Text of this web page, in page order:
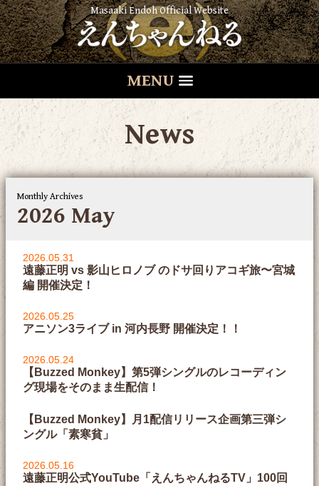
Masaaki Endoh Official Website
MENU
News
Monthly Archives
2026 May
2026.05.31
遠藤正明 vs 影山ヒロノブ のドサ回りアコギ旅〜宮城
編 開催決定！
2026.05.25
アニソン3ライブ in 河内長野 開催決定！！
2026.05.24
【Buzzed Monkey】第5弾シングルのレコーディン
グ現場をそのまま生配信！
【Buzzed Monkey】月1配信リリース企画第三弾シ
ングル「素寒貧」
2026.05.16
遠藤正明公式YouTube「えんちゃんねるTV」100回